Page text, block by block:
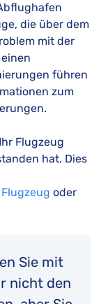
die über dem
mit der
führen
zum
Flugzeug
hat. Dies
oder
Sie mit
nicht den